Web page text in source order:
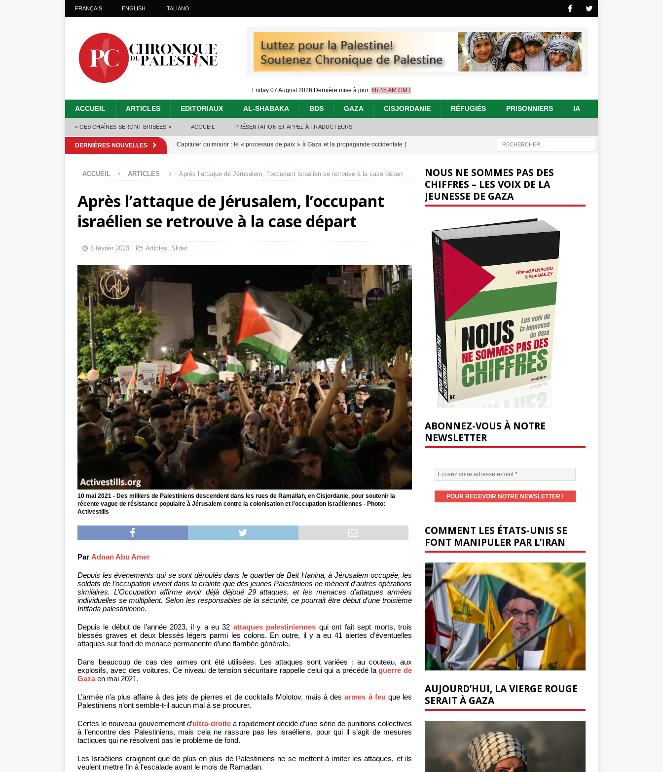
FRANÇAIS ENGLISH ITALIANO
Friday 07 August 2026 Dernière mise à jour: 6h:45 AM GMT
ACCUEIL ARTICLES EDITORIAUX AL-SHABAKA BDS GAZA CISJORDANIE RÉFUGIÉS PRISONNIERS IA
« CES CHAÎNES SERONT BRISÉES » ACCUEIL PRÉSENTATION ET APPEL À TRADUCTEURS
DERNIÈRES NOUVELLES Capituler ou mourir : le « processus de paix » à Gaza et la propagande occidentale [
Mille jours de génocide : l’histoire de Gaza au-delà des chiffres[ 5 août 2026 ]
Les Israéliens effacent les preuves du génocide à Gaza
Alors que Trump annonce un « accord de paix » à Gaza, les Israéliens multiplie les
tueries [ 4 août 2026 ]
Gaza : les Israéliens bombardent des entrepôts de médicaments, aggravant ainsi la
ACCUEIL ARTICLES Après l’attaque de Jérusalem, l’occupant israélien se retrouve à la case départ
Après l’attaque de Jérusalem, l’occupant
israélien se retrouve à la case départ
6 février 2023 Articles, Slider
10 mai 2021 - Des milliers de Palestiniens descendent dans les rues de Ramallah, en Cisjordanie, pour soutenir la
récente vague de résistance populaire à Jérusalem contre la colonisation et l'occupation israéliennes - Photo:
Activestills
Par Adnan Abu Amer
Depuis les évènements qui se sont déroulés dans le quartier de Beit Hanina, à Jérusalem occupée, les
soldats de l’occupation vivent dans la crainte que des jeunes Palestiniens ne mènent d’autres opérations
similaires. L’Occupation affirme avoir déjà déjoué 29 attaques, et les menaces d’attaques armées
individuelles se multiplient. Selon les responsables de la sécurité, ce pourrait être début d’une troisième
Intifada palestinienne.
Depuis le début de l’année 2023, il y a eu 32 attaques palestiniennes qui ont fait sept morts, trois
blessés graves et deux blessés légers parmi les colons. En outre, il y a eu 41 alertes d’éventuelles
attaques sur fond de menace permanente d’une flambée générale.
Dans beaucoup de cas des armes ont été utilisées. Les attaques sont variées : au couteau, aux
explosifs, avec des voitures. Ce niveau de tension sécuritaire rappelle celui qui a précédé laguerre de
Gazaen mai 2021.
L’armée n’a plus affaire à des jets de pierres et de cocktails Molotov, mais à desarmes à feu que les
Palestiniens n’ont semble-t-il aucun mal à se procurer.
Certes le nouveau gouvernement d’ultra-droitea rapidement décidé d’une série de punitions collectives
à l’encontre des Palestiniens, mais cela ne rassure pas les israéliens, pour qui il s’agit de mesures
tactiques qui ne résolvent pas le problème de fond.
Les Israéliens craignent que de plus en plus de Palestiniens ne se mettent à imiter les attaques, et ils
veulent mettre fin à l’escalade avant le mois de Ramadan.
NOUS NE SOMMES PAS DES
CHIFFRES – LES VOIX DE LA
JEUNESSE DE GAZA
ABONNEZ-VOUS À NOTRE
NEWSLETTER
COMMENT LES ÉTATS-UNIS SE
FONT MANIPULER PAR L’IRAN
AUJOURD’HUI, LA VIERGE ROUGE
SERAIT À GAZA